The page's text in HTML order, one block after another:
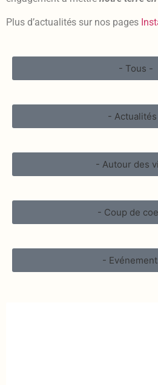
Plus d’actualités sur nos pages
- Tous -
-
- Autour des
- Coup de
-